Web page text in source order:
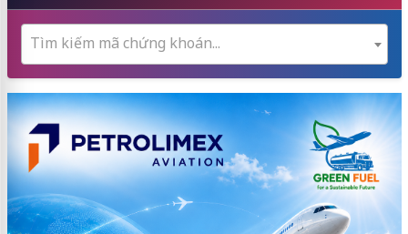
Tìm kiếm mã chứng khoán...